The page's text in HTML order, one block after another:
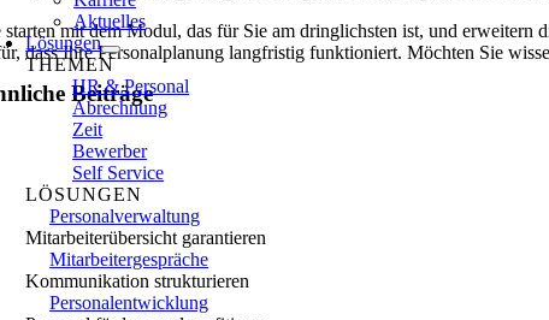
Aktuelles
Lösungen
THEMEN
HR & Personal
Abrechnung
Zeit
Bewerber
Self Service
LÖSUNGEN
Personalverwaltung
Mitarbeiterübersicht garantieren
Mitarbeitergespräche
Kommunikation strukturieren
Personalentwicklung
starten mit dem Modul, das für Sie am dringlichsten ist, und
dass Ihre Personalplanung langfristig funktioniert. Möchten Sie
Beiträge